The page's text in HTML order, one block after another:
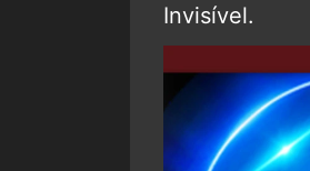
Invisível.